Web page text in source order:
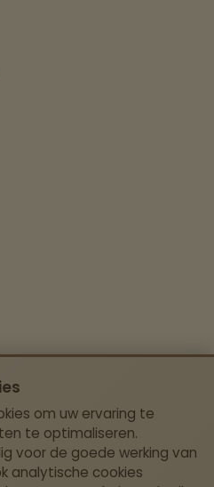
Wiekevorst (Heist-
om uw ervaring te
te optimaliseren.
voor de goede werking van
analytische cookies